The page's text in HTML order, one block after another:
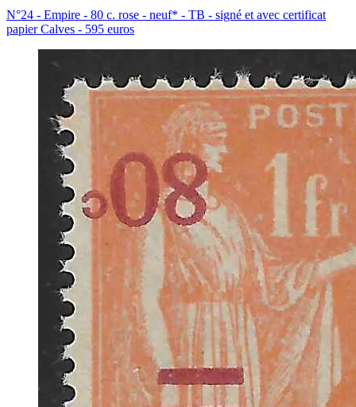
N°24 - Empire - 80 c. rose - neuf* - TB - signé et avec certificat
papier Calves - 595 euros